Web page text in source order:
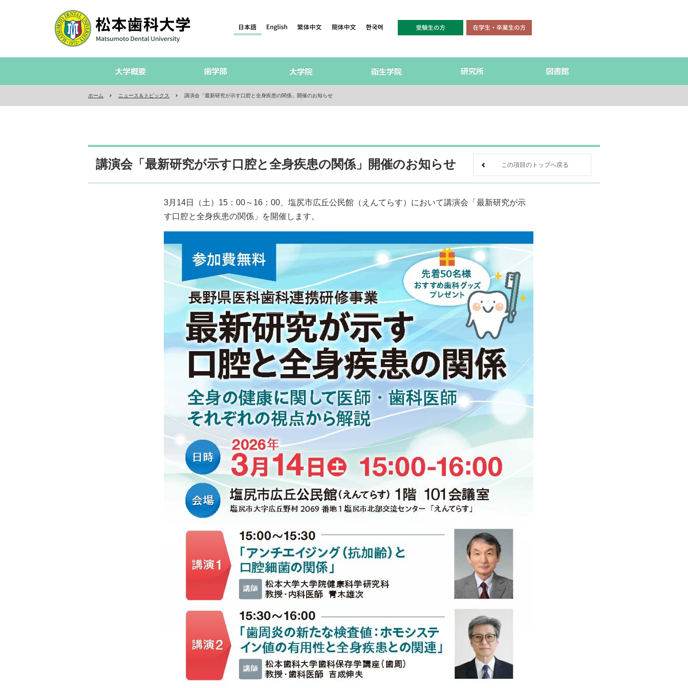
ホーム ニュース＆トピックス 講演会「最新研究が示す口腔と全身疾患の関係」開催のお知らせ
この項目のトップへ戻る
講演会「最新研究が示す口腔と全身疾患の関係」開催のお知らせ
3月14日（土）15：00～16：00、塩尻市広丘公民館（えんてらす）において講演会「最新研究が示
す口腔と全身疾患の関係」を開催します。